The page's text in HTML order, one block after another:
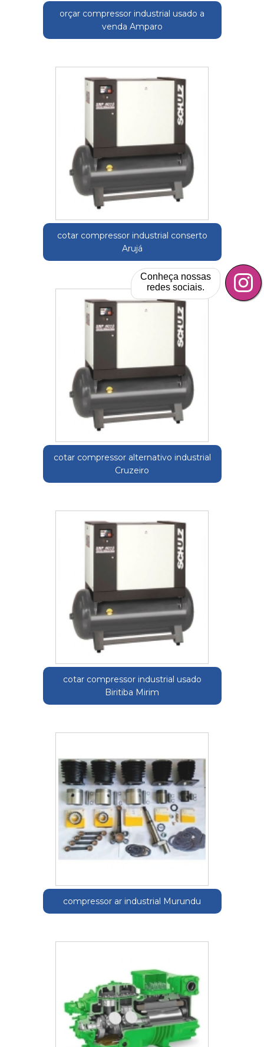
orçar compressor industrial usado a
venda Amparo
cotar compressor industrial conserto
Arujá
cotar compressor alternativo industrial
Cruzeiro
cotar compressor industrial usado
Biritiba Mirim
compressor ar industrial Murundu
Conheça nossas
redes sociais.